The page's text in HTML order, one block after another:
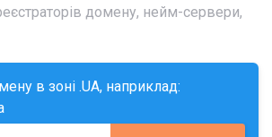
домену, нейм-сервери,
в зоні .UA, наприклад: